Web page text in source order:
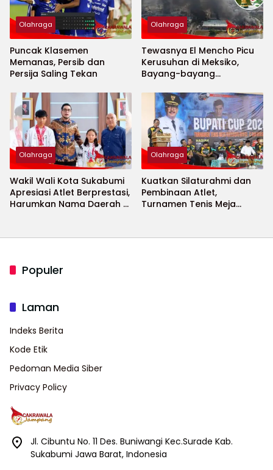
Olahraga
Puncak Klasemen
Memanas, Persib dan
Persija Saling Tekan
Olahraga
Tewasnya El Mencho Picu
Kerusuhan di Meksiko,
Bayang-bayang
2026 Menguat
Olahraga
Wakil Wali Kota Sukabumi
Apresiasi Atlet Berprestasi,
Harumkan Nama Daerah di
Olahraga
Kuatkan Silaturahmi dan
Pembinaan Atlet,
Turnamen Tenis Meja
Populer
Laman
Indeks Berita
Kode Etik
Pedoman Media Siber
Privacy Policy
Jl. Cibuntu No. 11 Des. Buniwangi Kec.Surade Kab.
Sukabumi Jawa Barat, Indonesia